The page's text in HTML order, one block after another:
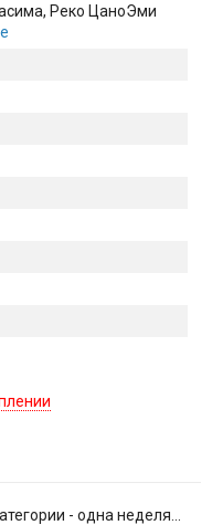
, Реко ЦаноЭми
- одна неделя...